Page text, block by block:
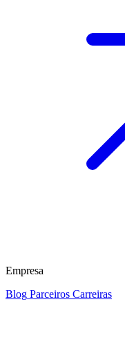
Empresa
Blog Parceiros Carreiras